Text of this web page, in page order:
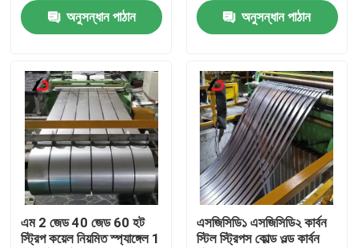
গুণমান নিয়ন্ত্রণ
খবর
মামলা
একটি উদ্ধৃতি অনুরোধ করুন
গ্যালভানাইজড স্টীল কয়েল
অনুসন্ধান পাঠান
অনুসন্ধান পাঠান
এম 2 জেড 40 জেড 60 হট
স্ট্রিপ কয়েল নিয়মিত স্প্যাঙ্গেল 1
এসজিসিডি১ এসজিসিডি২ কার্বন
স্টিল স্ট্রিপস কোল্ড ওল্ড কার্বন